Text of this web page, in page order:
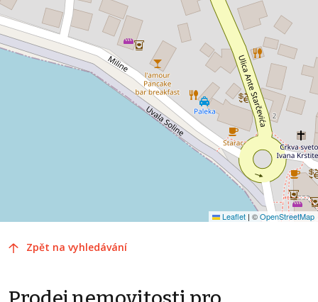
Leaflet | ©OpenStreetMap
Zpět na vyhledávání